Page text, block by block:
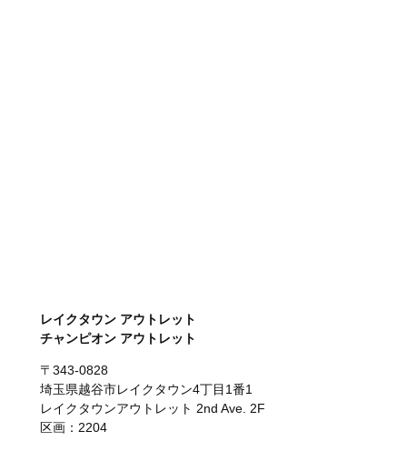
レイクタウン アウトレット
チャンピオン アウトレット
〒343-0828
埼玉県越谷市レイクタウン4丁目1番1
レイクタウンアウトレット 2nd Ave. 2F
区画：2204